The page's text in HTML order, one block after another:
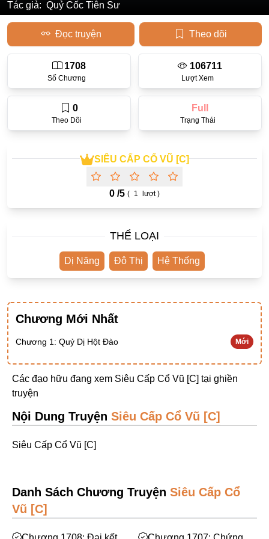
Học Đường
Thanh Xuân Vườn Trường
Cưới Trước Yêu Sau
Không CP
Gương Vỡ Lại Lành
Showbiz
Ngược Nam
Tiên Hiệp
Khác
Niên Đại
Cường Thủ Hào Đoạt
Trinh Thám
Ngược Luyến Tàn Tâm
Bình Luận Cốt Truyện
SE
Tác giả: Quỷ Cốc Tiên Sư
SIÊU CẤP CỔ VŨ [C]
0 /5 ( 1 lượt )
Số Chương
1708
Lượt Xem
106711
Theo Dõi
0
Trạng Thái
Full
THỂ LOẠI
Dị Năng Đô Thị Hệ Thống
Đọc truyện Theo dõi
Chương Mới Nhất
Chương 1: Quỷ Dị Hột Đào Mới
Các đạo hữu đang xem Siêu Cấp Cổ Vũ [C] tại ghiền
truyện
Nội Dung Truyện Siêu Cấp Cổ Vũ [C]
Siêu Cấp Cổ Vũ [C]
Danh Sách Chương Truyện Siêu Cấp Cổ
Vũ [C]